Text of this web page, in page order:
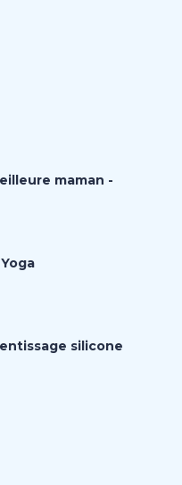
maman -
silicone